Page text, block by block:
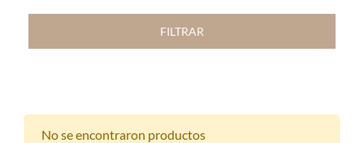
FILTRAR
No se encontraron productos